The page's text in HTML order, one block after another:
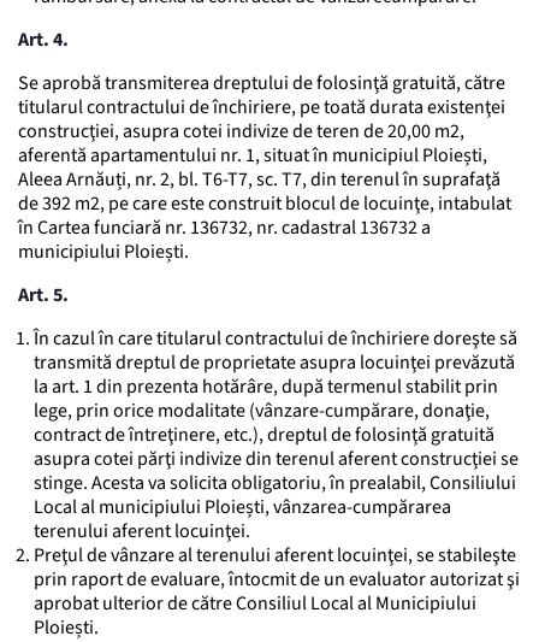
Art. 4.
Se aprobă transmiterea dreptului de folosinţă gratuită, către
titularul contractului de închiriere, pe toată durata existenţei
construcţiei, asupra cotei indivize de teren de 20,00 m2,
aferentă apartamentului nr. 1, situat în municipiul Ploiești,
Aleea Arnăuți, nr. 2, bl. T6-T7, sc. T7, din terenul în suprafaţă
de 392 m2, pe care este construit blocul de locuinţe, intabulat
în Cartea funciară nr. 136732, nr. cadastral 136732 a
municipiului Ploiești.
Art. 5.
În cazul în care titularul contractului de închiriere doreşte să
transmită dreptul de proprietate asupra locuinţei prevăzută
la art. 1 din prezenta hotărâre, după termenul stabilit prin
lege, prin orice modalitate (vânzare-cumpărare, donaţie,
contract de întreţinere, etc.), dreptul de folosinţă gratuită
asupra cotei părţi indivize din terenul aferent construcţiei se
stinge. Acesta va solicita obligatoriu, în prealabil, Consiliului
Local al municipiului Ploiești, vânzarea-cumpărarea
terenului aferent locuinţei.
Preţul de vânzare al terenului aferent locuinţei, se stabileşte
prin raport de evaluare, întocmit de un evaluator autorizat şi
aprobat ulterior de către Consiliul Local al Municipiului
Ploiești.